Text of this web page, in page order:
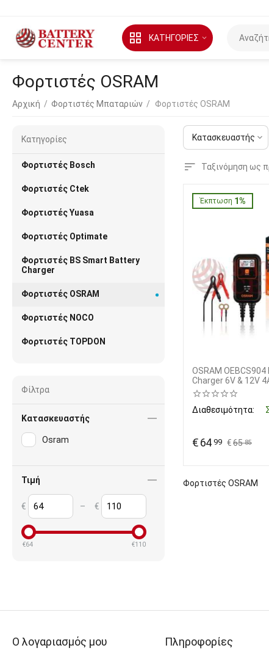
ΚΑΤΗΓΟΡΙΕΣ
Φορτιστές OSRAM
Αρχική / Φορτιστές Μπαταριών / Φορτιστές OSRAM
Κατασκευαστής
Φορτιστές OSRAM
Ταξινόμηση ως
Έκπτωση 1%
OSRAM
Charger 6V & 12V
Διαθεσιμότητα:
€65 85
€64 99
Κατηγορίες
Φορτιστές Bosch
Φορτιστές Ctek
Φορτιστές Yuasa
Φορτιστές Optimate
Φορτιστές BS Smart Battery
Charger
Φορτιστές OSRAM
Φορτιστές NOCO
Φορτιστές TOPDON
Φίλτρα
Κατασκευαστής
Osram
Τιμή
€ – €
€64 €110
Ο λογαριασμός μου Πληροφορίες